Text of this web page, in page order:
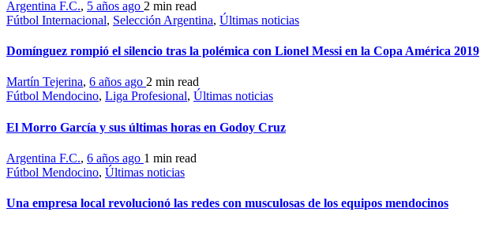
Argentina F.C., 5 años ago 2 min read
Fútbol Internacional, Selección Argentina, Últimas noticias
Domínguez rompió el silencio tras la polémica con Lionel Messi en la Copa América 2019
Martín Tejerina, 6 años ago 2 min read
Fútbol Mendocino, Liga Profesional, Últimas noticias
El Morro García y sus últimas horas en Godoy Cruz
Argentina F.C., 6 años ago 1 min read
Fútbol Mendocino, Últimas noticias
Una empresa local revolucionó las redes con musculosas de los equipos mendocinos